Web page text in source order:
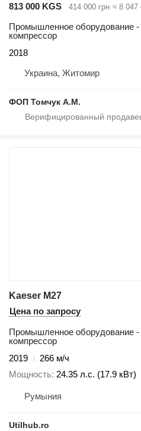
813 000 KGS
414 000 грн ≈ 8 047
Промышленное оборудование -
компрессор
2018
Украина, Житомир
ФОП Томчук А.М.
Kaeser M27
Цена по запросу
Промышленное оборудование -
компрессор
2019
266 м/ч
Мощность 24.35 л.с. (17.9 кВт)
Румыния
Utilhub.ro